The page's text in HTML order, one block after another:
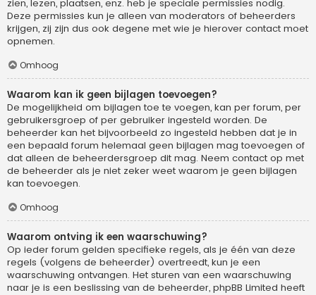
zien, lezen, plaatsen, enz. heb je speciale permissies nodig.
Deze permissies kun je alleen van moderators of beheerders
krijgen, zij zijn dus ook degene met wie je hierover contact moet
opnemen.
Omhoog
Waarom kan ik geen bijlagen toevoegen?
De mogelijkheid om bijlagen toe te voegen, kan per forum, per
gebruikersgroep of per gebruiker ingesteld worden. De
beheerder kan het bijvoorbeeld zo ingesteld hebben dat je in
een bepaald forum helemaal geen bijlagen mag toevoegen of
dat alleen de beheerdersgroep dit mag. Neem contact op met
de beheerder als je niet zeker weet waarom je geen bijlagen
kan toevoegen.
Omhoog
Waarom ontving ik een waarschuwing?
Op ieder forum gelden specifieke regels, als je één van deze
regels (volgens de beheerder) overtreedt, kun je een
waarschuwing ontvangen. Het sturen van een waarschuwing
naar je is een beslissing van de beheerder, phpBB Limited heeft